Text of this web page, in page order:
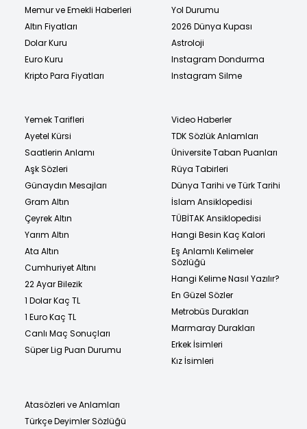
Memur ve Emekli Haberleri
Altın Fiyatları
Dolar Kuru
Euro Kuru
Kripto Para Fiyatları
Yol Durumu
2026 Dünya Kupası
Astroloji
Instagram Dondurma
Instagram Silme
Yemek Tarifleri
Ayetel Kürsi
Saatlerin Anlamı
Aşk Sözleri
Günaydın Mesajları
Gram Altın
Çeyrek Altın
Yarım Altın
Ata Altın
Cumhuriyet Altını
22 Ayar Bilezik
1 Dolar Kaç TL
1 Euro Kaç TL
Canlı Maç Sonuçları
Süper Lig Puan Durumu
Video Haberler
TDK Sözlük Anlamları
Üniversite Taban Puanları
Rüya Tabirleri
Dünya Tarihi ve Türk Tarihi
İslam Ansiklopedisi
TÜBİTAK Ansiklopedisi
Hangi Besin Kaç Kalori
Eş Anlamlı Kelimeler
Sözlüğü
Hangi Kelime Nasıl Yazılır?
En Güzel Sözler
Metrobüs Durakları
Marmaray Durakları
Erkek İsimleri
Kız İsimleri
Atasözleri ve Anlamları
Türkçe Deyimler Sözlüğü